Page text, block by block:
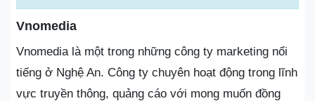
Vnomedia
Vnomedia là một trong những công ty marketing nổi
tiếng ở Nghệ An. Công ty chuyên hoạt động trong lĩnh
vực truyền thông, quảng cáo với mong muốn đồng